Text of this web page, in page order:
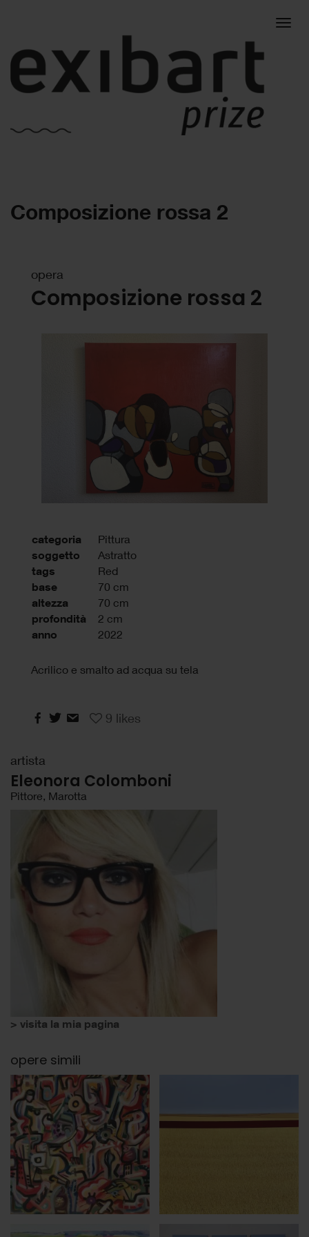
Composizione rossa 2
opera
Composizione rossa 2
categoria Pittura
soggetto Astratto
tags Red
base 70 cm
altezza 70 cm
profondità 2 cm
anno 2022
Acrilico e smalto ad acqua su tela
9 likes
artista
Eleonora Colomboni
Pittore, Marotta
> visita la mia pagina
opere simili